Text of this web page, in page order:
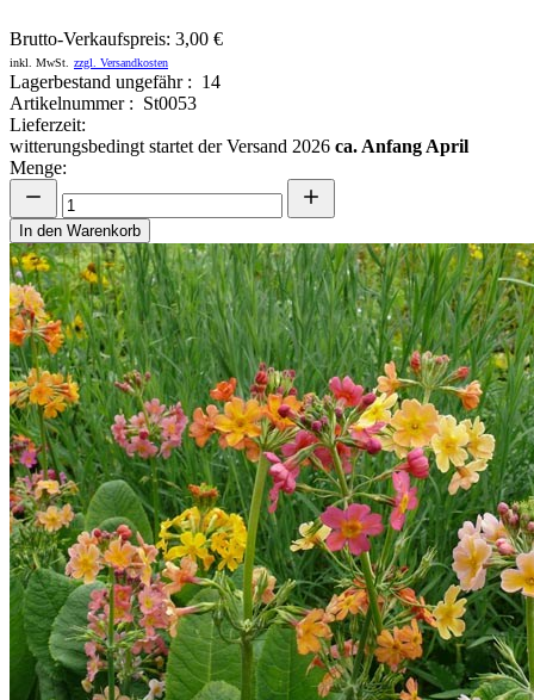
Brutto-Verkaufspreis: 3,00 €
inkl. MwSt. zzgl. Versandkosten
Lagerbestand ungefähr : 14
Artikelnummer : St0053
Lieferzeit:
witterungsbedingt startet der Versand 2026 ca. Anfang April
Menge:
In den Warenkorb